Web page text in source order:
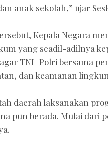
anak sekolah,” ujar
Kepala Negara
yang seadil-adilnya
TNI–Polri bersama
dan keamanan
daerah laksanakan
pun berada. Mulai dari